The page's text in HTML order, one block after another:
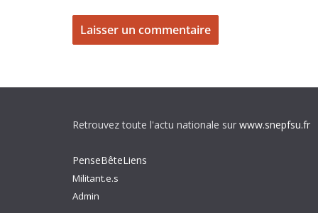
Retrouvez toute l'actu nationale sur www.snepfsu.fr
PenseBêteLiens
Militant.e.s
Admin